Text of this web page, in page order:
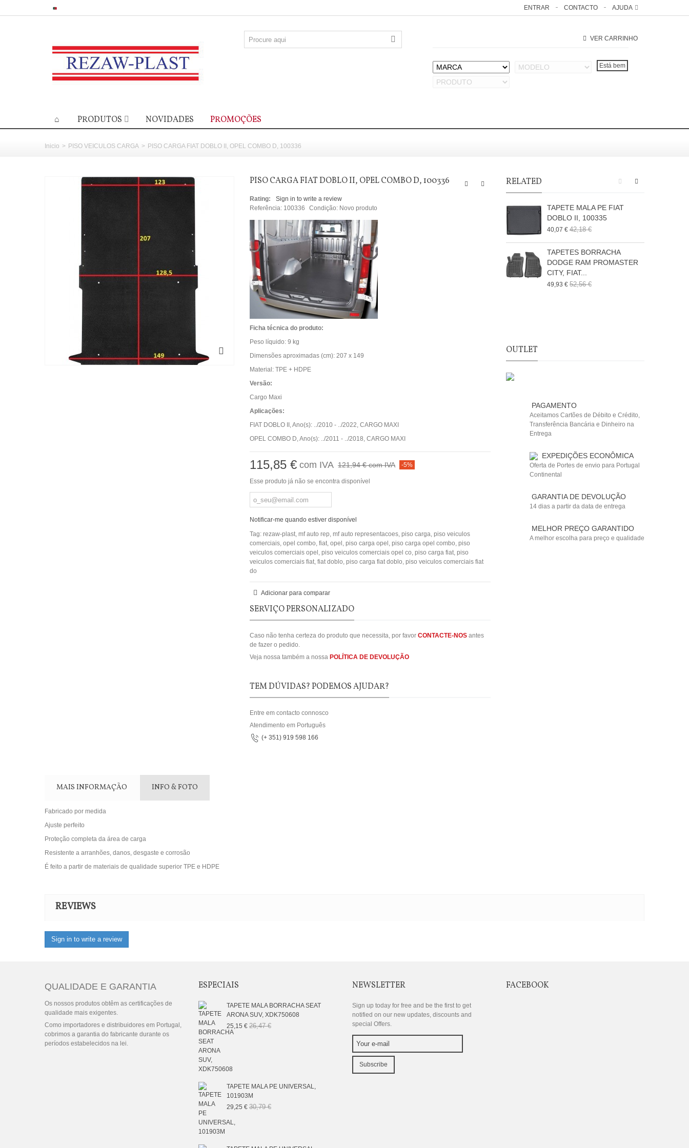
AJUDA
CONTACTO
ENTRAR
VER CARRINHO
PRODUTOS NOVIDADES PROMOÇÕES
Inicio > PISO VEICULOS CARGA > PISO CARGA FIAT DOBLO II, OPEL COMBO D, 100336
PISO CARGA FIAT DOBLO II, OPEL COMBO D, 100336
Rating:
Sign in to write a review
Referência: 100336 Condição: Novo produto
Ficha técnica do produto:
Peso líquido: 9 kg
Dimensões aproximadas (cm): 207 x 149
Material: TPE + HDPE
Versão:
Cargo Maxi
Aplicações:
FIAT DOBLO II, Ano(s): ../2010 - ../2022, CARGO MAXI
OPEL COMBO D, Ano(s): ../2011 - ../2018, CARGO MAXI
115,85 €com IVA 121,94 €com IVA -5%
Esse produto já não se encontra disponível
Notificar-me quando estiver disponível
Tag: rezaw-plast, mf auto rep, mf auto representacoes, piso carga, piso veiculos
comerciais, opel combo, fiat, opel , piso carga opel , piso carga opel combo, piso
veiculos comerciais opel , piso veiculos comerciais opel co, piso carga fiat, piso
veiculos comerciais fiat, fiat doblo, piso carga fiat doblo, piso veiculos comerciais fiat
do
Adicionar para comparar
SERVIÇO PERSONALIZADO
Caso não tenha certeza do produto que necessita, por favor CONTACTE-NOSantes
de fazer o pedido.
Veja nossa também a nossa POLÍTICA DE DEVOLUÇÃO
TEM DÚVIDAS? PODEMOS AJUDAR?
Entre em contacto connosco
Atendimento em Português
(+ 351) 919 598 166
RELATED
TAPETE MALA PE FIAT
DOBLO II, 100335
40,07 € 42,18 €
TAPETES BORRACHA
DODGE RAM PROMASTER
CITY, FIAT...
49,93 € 52,56 €
OUTLET
PAGAMENTO
Aceitamos Cartões de Débito e Crédito,
Transferência Bancária e Dinheiro na
Entrega
EXPEDIÇÕES ECONÔMICA
Oferta de Portes de envio para Portugal
Continental
GARANTIA DE DEVOLUÇÃO
14 dias a partir da data de entrega
MELHOR PREÇO GARANTIDO
A melhor escolha para preço e qualidade
MAIS INFORMAÇÃO INFO & FOTO
Fabricado por medida
Ajuste perfeito
Proteção completa da área de carga
Resistente a arranhões, danos, desgaste e corrosão
É feito a partir de materiais de qualidade superior TPE e HDPE
REVIEWS
Sign in to write a review
QUALIDADE E GARANTIA
Os nossos produtos obtêm as certificações de
qualidade mais exigentes.
Como importadores e distribuidores em Portugal,
cobrimos a garantia do fabricante durante os
períodos estabelecidos na lei.
ESPECIAIS
TAPETE MALA BORRACHA SEAT
ARONA SUV, XDK750608
25,15 € 26,47 €
TAPETE MALA PE UNIVERSAL,
101903M
29,25 € 30,79 €
NEWSLETTER
Sign up today for free and be the first to get
notified on our new updates, discounts and
special Offers.
Subscribe
FACEBOOK